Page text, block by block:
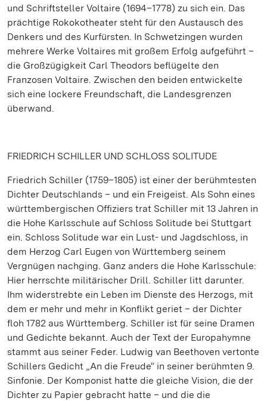
und Schriftsteller Voltaire (1694–1778) zu sich ein. Das
prächtige Rokokotheater steht für den Austausch des
Denkers und des Kurfürsten. In Schwetzingen wurden
mehrere Werke Voltaires mit großem Erfolg aufgeführt –
die Großzügigkeit Carl Theodors beflügelte den
Franzosen Voltaire. Zwischen den beiden entwickelte
sich eine lockere Freundschaft, die Landesgrenzen
überwand.
FRIEDRICH SCHILLER UND SCHLOSS SOLITUDE
Friedrich Schiller (1759–1805) ist einer der berühmtesten
Dichter Deutschlands – und ein Freigeist. Als Sohn eines
württembergischen Offiziers trat Schiller mit 13 Jahren in
die Hohe Karlsschule auf Schloss Solitude bei Stuttgart
ein. Schloss Solitude war ein Lust- und Jagdschloss, in
dem Herzog Carl Eugen von Württemberg seinem
Vergnügen nachging. Ganz anders die Hohe Karlsschule:
Hier herrschte militärischer Drill. Schiller litt darunter.
Ihm widerstrebte ein Leben im Dienste des Herzogs, mit
dem er mehr und mehr in Konflikt geriet – der Dichter
floh 1782 aus Württemberg. Schiller ist für seine Dramen
und Gedichte bekannt. Auch der Text der Europahymne
stammt aus seiner Feder. Ludwig van Beethoven vertonte
Schillers Gedicht „An die Freude“ in seiner berühmten 9.
Sinfonie. Der Komponist hatte die gleiche Vision, die der
Dichter zu Papier gebracht hatte – und die die